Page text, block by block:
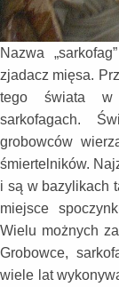
Nazwa
zjadacz mięsa.
tego świata w
sarkofagach.
grobowców
śmiertelników.
i są w bazylikach
miejsce
Wielu możnych
Grobowce,
wiele lat